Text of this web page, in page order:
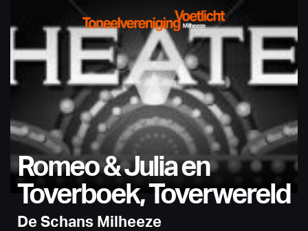
Romeo & Julia en
Toverboek, Toverwereld
De Schans Milheeze